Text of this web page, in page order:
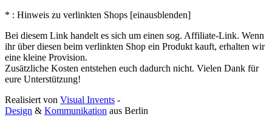
* : Hinweis zu verlinkten Shops [einausblenden]
Bei diesem Link handelt es sich um einen sog. Affiliate-Link. Wenn
ihr über diesen beim verlinkten Shop ein Produkt kauft, erhalten wir
eine kleine Provision.
Zusätzliche Kosten entstehen euch dadurch nicht. Vielen Dank für
eure Unterstützung!
Realisiert von Visual Invents -
Design & Kommunikation aus Berlin